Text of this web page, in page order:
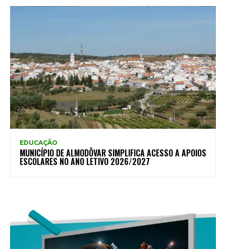
EDUCAÇÃO
MUNICÍPIO DE ALMODÔVAR SIMPLIFICA ACESSO A APOIOS
ESCOLARES NO ANO LETIVO 2026/2027